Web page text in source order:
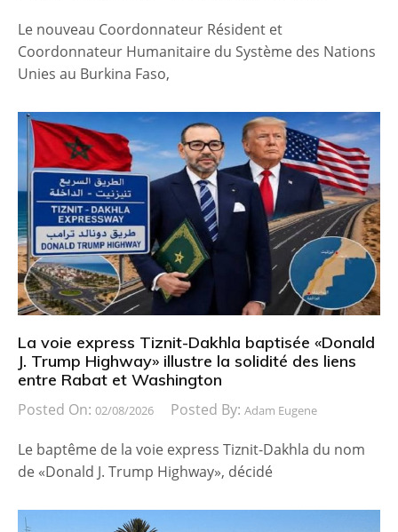
Le nouveau Coordonnateur Résident et
Coordonnateur Humanitaire du Système des Nations
Unies au Burkina Faso,
La voie express Tiznit-Dakhla baptisée «Donald
J. Trump Highway» illustre la solidité des liens
entre Rabat et Washington
Posted On: 02/08/2026 Posted By: Adam Eugene
Le baptême de la voie express Tiznit-Dakhla du nom
de «Donald J. Trump Highway», décidé